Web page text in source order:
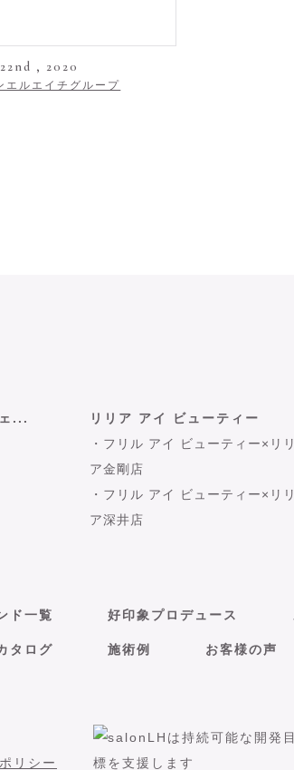
, 2020
エルエイチグループ
...
リリア アイ ビューティー
・フリル アイ ビューティー×リリ
ア金剛店
・フリル アイ ビューティー×リリ
ア深井店
ド一覧 好印象プロデュース
タログ 施術例 お客様の声
リシー